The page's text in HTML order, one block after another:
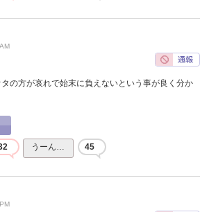
の方が哀れで始末に負えないという事が良く分か
うーん… 45